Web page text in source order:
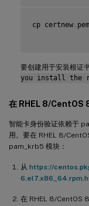
cp certnew . pem
要创建用于安装根证
you install the
在 RHEL 8/CentOS
智能卡身份验证依赖于
用。要在 RHEL 8/
pam_krb5 模块：
从 https://
在 RHEL 8/CentOS